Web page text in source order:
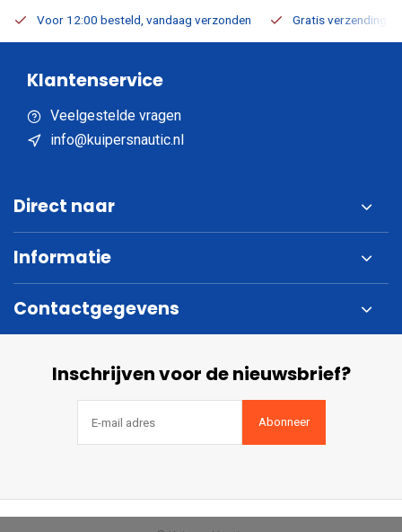
Voor 12:00 besteld, vandaag verzonden Gratis verzending
Klantenservice
Veelgestelde vragen
info@kuipersnautic.nl
Direct naar
Informatie
Contactgegevens
Inschrijven voor de nieuwsbrief?
Abonneer